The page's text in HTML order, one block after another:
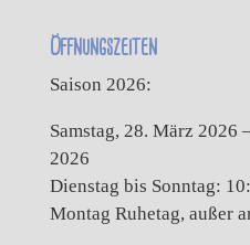
Öffnungszeiten
Saison 2026:
Samstag, 28. März 2026
2026
Dienstag bis Sonntag:
Montag Ruhetag, außer